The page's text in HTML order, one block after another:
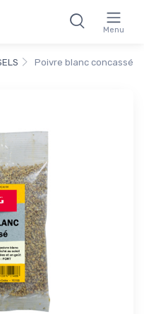
Menu
Poivre blanc concassé